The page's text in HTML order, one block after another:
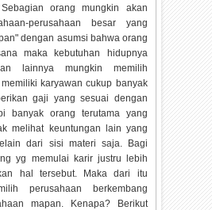
orang mungkin akan
perusahaan besar yang
dengan asumsi bahwa orang
maka kebutuhan hidupnya
lainnya mungkin memilih
karyawan cukup banyak
gaji yang sesuai dengan
banyak orang terutama yang
melihat keuntungan lain yang
dari sisi materi saja. Bagi
yg memulai karir justru lebih
hal tersebut. Maka dari itu
perusahaan berkembang
mapan. Kenapa? Berikut